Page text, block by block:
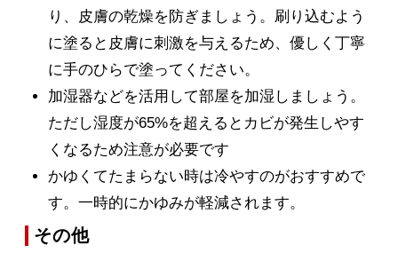
り、皮膚の乾燥を防ぎましょう。刷り込むよう
に塗ると皮膚に刺激を与えるため、優しく丁寧
に手のひらで塗ってください。
加湿器などを活用して部屋を加湿しましょう。
ただし湿度が65%を超えるとカビが発生しやす
くなるため注意が必要です
かゆくてたまらない時は冷やすのがおすすめで
す。一時的にかゆみが軽減されます。
その他